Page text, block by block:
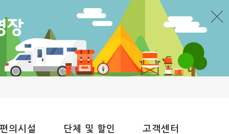
의시설 단체 및 할인 고객센터